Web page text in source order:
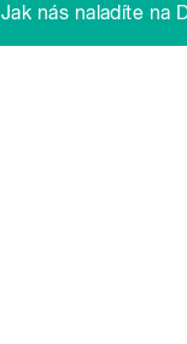
Jak nás naladíte na